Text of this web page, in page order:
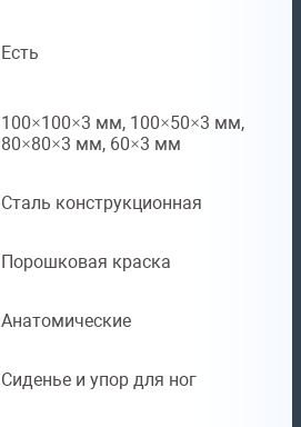
Есть
100×100×3 мм, 100×50×3 мм,
80×80×3 мм, 60×3 мм
Сталь конструкционная
Порошковая краска
Анатомические
Сиденье и упор для ног